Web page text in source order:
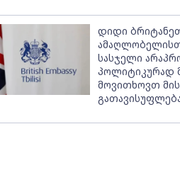
დიდი
სასჯელი
პოლიტიკურად
მოვითხოვთ